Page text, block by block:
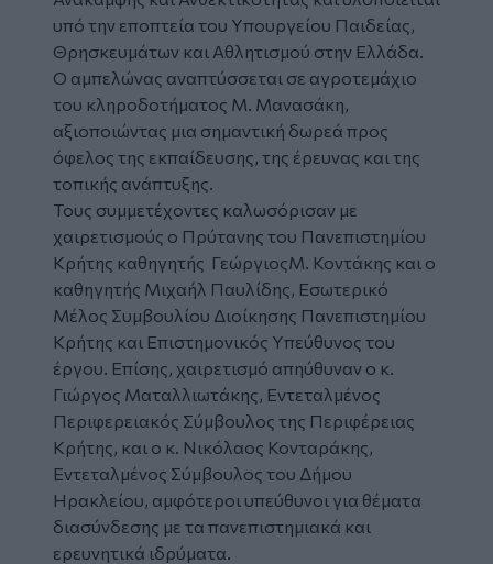
υπό την εποπτεία του Υπουργείου Παιδείας,
Θρησκευμάτων και Αθλητισμού στην Ελλάδα.
Ο αμπελώνας αναπτύσσεται σε αγροτεμάχιο
του κληροδοτήματος Μ. Μανασάκη,
αξιοποιώντας μια σημαντική δωρεά προς
όφελος της εκπαίδευσης, της έρευνας και της
τοπικής ανάπτυξης.
Τους συμμετέχοντες καλωσόρισαν με
χαιρετισμούς ο Πρύτανης του Πανεπιστημίου
Κρήτης καθηγητής ΓεώργιοςΜ. Κοντάκης και ο
καθηγητής Μιχαήλ Παυλίδης, Εσωτερικό
Μέλος Συμβουλίου Διοίκησης Πανεπιστημίου
Κρήτης και Επιστημονικός Υπεύθυνος του
έργου. Επίσης, χαιρετισμό απηύθυναν ο κ.
Γιώργος Ματαλλιωτάκης, Εντεταλμένος
Περιφερειακός Σύμβουλος της Περιφέρειας
Κρήτης, και ο κ. Νικόλαος Κονταράκης,
Εντεταλμένος Σύμβουλος του Δήμου
Ηρακλείου, αμφότεροι υπεύθυνοι για θέματα
διασύνδεσης με τα πανεπιστημιακά και
ερευνητικά ιδρύματα.